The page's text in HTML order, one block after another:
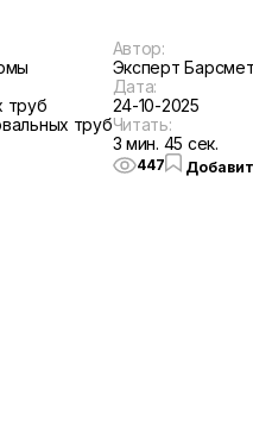
труб
труб
Автор:
Эксперт
Дата:
24-10-2025
Читать:
3 мин. 45 сек.
447